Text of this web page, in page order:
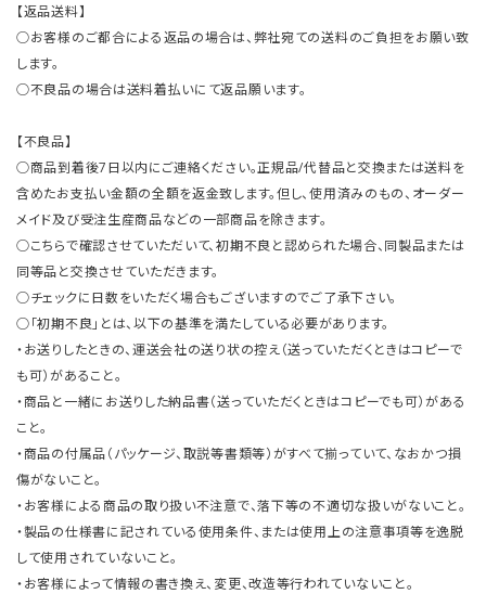
【返品送料】
○お客様のご都合による返品の場合は、弊社宛ての送料のご負担をお願い致
します。
○不良品の場合は送料着払いにて返品願います。
【不良品】
○商品到着後7日以内にご連絡ください。正規品/代替品と交換または送料を
含めたお支払い金額の全額を返金致します。但し、使用済みのもの、オーダー
メイド及び受注生産商品などの一部商品を除きます。
○こちらで確認させていただいて、初期不良と認められた場合、同製品または
同等品と交換させていただきます。
○チェックに日数をいただく場合もございますのでご了承下さい。
○「初期不良」とは、以下の基準を満たしている必要があります。
・お送りしたときの、運送会社の送り状の控え（送っていただくときはコピーで
も可）があること。
・商品と一緒にお送りした納品書（送っていただくときはコピーでも可）がある
こと。
・商品の付属品（パッケージ、取説等書類等）がすべて揃っていて、なおかつ損
傷がないこと。
・お客様による商品の取り扱い不注意で、落下等の不適切な扱いがないこと。
・製品の仕様書に記されている使用条件、または使用上の注意事項等を逸脱
して使用されていないこと。
・お客様によって情報の書き換え、変更、改造等行われていないこと。